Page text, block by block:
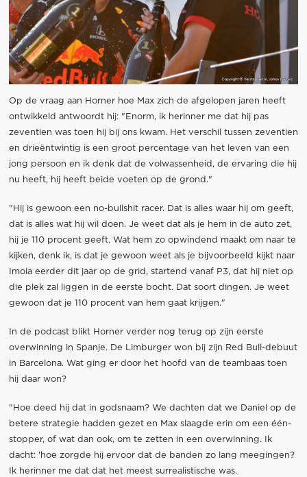
Op de vraag aan Horner hoe Max zich de afgelopen jaren heeft
ontwikkeld antwoordt hij: "Enorm, ik herinner me dat hij pas
zeventien was toen hij bij ons kwam. Het verschil tussen zeventien
en drieëntwintig is een groot percentage van het leven van een
jong persoon en ik denk dat de volwassenheid, de ervaring die hij
nu heeft, hij heeft beide voeten op de grond."
"Hij is gewoon een no-bullshit racer. Dat is alles waar hij om geeft,
dat is alles wat hij wil doen. Je weet dat als je hem in de auto zet,
hij je 110 procent geeft. Wat hem zo opwindend maakt om naar te
kijken, denk ik, is dat je gewoon weet als je bijvoorbeeld kijkt naar
Imola eerder dit jaar op de grid, startend vanaf P3, dat hij niet op
die plek zal liggen in de eerste bocht. Dat soort dingen. Je weet
gewoon dat je 110 procent van hem gaat krijgen."
In de podcast blikt Horner verder nog terug op zijn eerste
overwinning in Spanje. De Limburger won bij zijn Red Bull-debuut
in Barcelona. Wat ging er door het hoofd van de teambaas toen
hij daar won?
"Hoe deed hij dat in godsnaam? We dachten dat we Daniel op de
betere strategie hadden gezet en Max slaagde erin om een één-
stopper, of wat dan ook, om te zetten in een overwinning. Ik
dacht: 'hoe zorgde hij ervoor dat de banden zo lang meegingen?
Ik herinner me dat dat het meest surrealistische was.